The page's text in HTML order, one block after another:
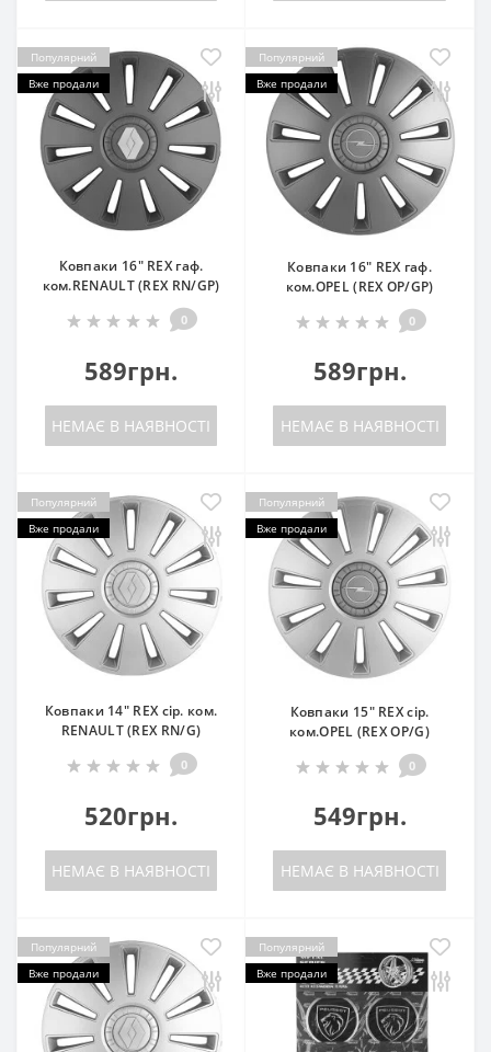
Популярний
Вже продали
Ковпаки 16" REX гаф.
ком.RENAULT (REX RN/GP)
0
589грн.
НЕМАЄ В НАЯВНОСТІ
Популярний
Вже продали
Ковпаки 16" REX гаф.
ком.OPEL (REX OP/GP)
0
589грн.
НЕМАЄ В НАЯВНОСТІ
Популярний
Вже продали
Ковпаки 14" REX cір. ком.
RENAULT (REX RN/G)
0
520грн.
НЕМАЄ В НАЯВНОСТІ
Популярний
Вже продали
Ковпаки 15" REX cір.
ком.OPEL (REX OP/G)
0
549грн.
НЕМАЄ В НАЯВНОСТІ
Популярний
Вже продали
Популярний
Вже продали